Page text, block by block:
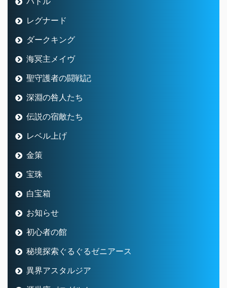
レグナード
ダークキング
海冥主メイヴ
聖守護者の闘戦記
深淵の咎人たち
伝説の宿敵たち
レベル上げ
金策
宝珠
白宝箱
お知らせ
初心者の館
秘境探索ぐるぐるゼニアース
異界アスタルジア